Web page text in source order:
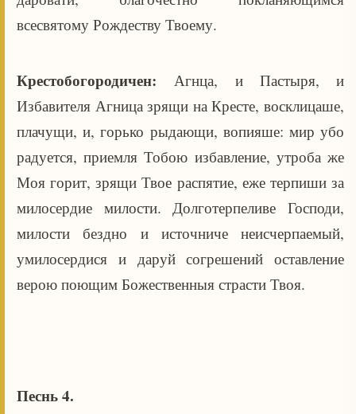
всесвятому Рождеству Твоему.
Крестобогородичен:Агнца, и Пастыря, и
Избавителя Агница зрящи на Кресте, восклицаше,
плачущи, и, горько рыдающи, вопияше: мир убо
радуется, приемля Тобою избавление, утроба же
Моя горит, зрящи Твое распятие, еже терпиши за
милосердие милости. Долготерпеливе Господи,
милости бездно и источниче неисчерпаемый,
умилосердися и даруй согрешений оставление
верою поющим Божественныя страсти Твоя.
Песнь 4.